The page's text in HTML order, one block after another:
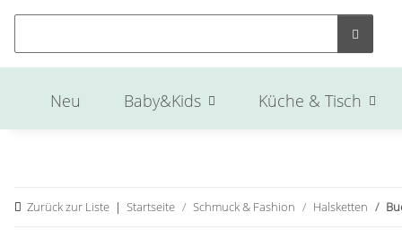
Neu Baby&Kids Küche & Tisch
Zurück zur Liste Startseite Schmuck & Fashion Halsketten